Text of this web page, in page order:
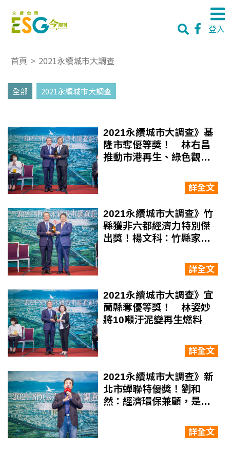
登入
首頁 > 2021永續城市大調查
全部 2021永續城市大調查
2021永續城市大調查》基
隆市奪優等獎！ 林右昌
推動市港再生、綠色觀
詳全文
2021永續城市大調查》竹
縣獲非六都經濟力特別傑
出獎！楊文科：竹縣家庭
詳全文
2021永續城市大調查》宜
蘭縣奪優等獎！ 林姿妙
將10噸汙泥變再生燃料
詳全文
2021永續城市大調查》新
北市蟬聯特優獎！劉和
然：經濟環保兼顧，是台
詳全文